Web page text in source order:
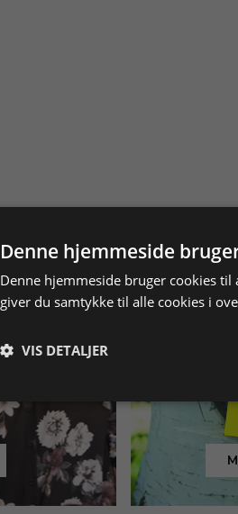
Denne hjemmeside
Denne hjemmeside bruger cookies
giver du samtykke til alle cookies i
VIS DETALJER